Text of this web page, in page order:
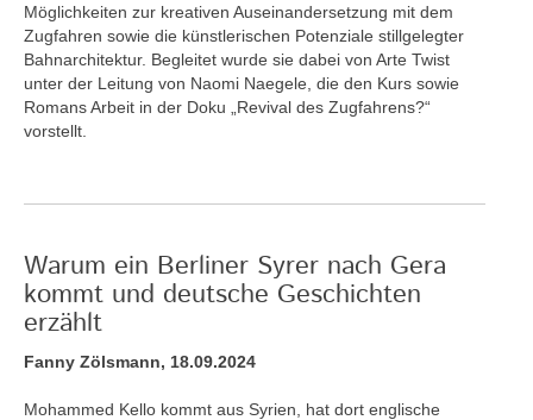
Möglichkeiten zur kreativen Auseinandersetzung mit dem
Zugfahren sowie die künstlerischen Potenziale stillgelegter
Bahnarchitektur. Begleitet wurde sie dabei von Arte Twist
unter der Leitung von Naomi Naegele, die den Kurs sowie
Romans Arbeit in der Doku „Revival des Zugfahrens?“
vorstellt.
Warum ein Berliner Syrer nach Gera
kommt und deutsche Geschichten
erzählt
Fanny Zölsmann, 18.09.2024
Mohammed Kello kommt aus Syrien, hat dort englische